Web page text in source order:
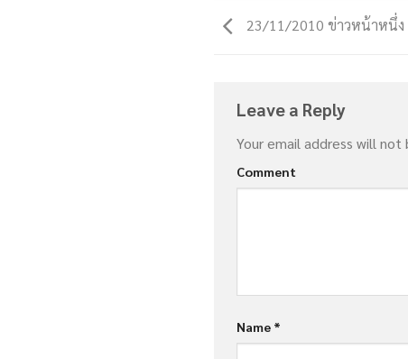
23/11/2010 ข่าวหน้าหนึ่ง
Leave a Reply
Your email address will not
Comment
Name *